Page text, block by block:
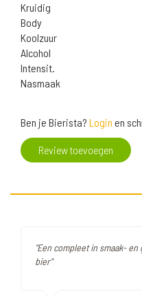
Kruidig
Body
Koolzuur
Alcohol
Intensit.
Nasmaak
Ben je Bierista? Login en
Review toevoegen
"Een compleet in smaak-
bier"